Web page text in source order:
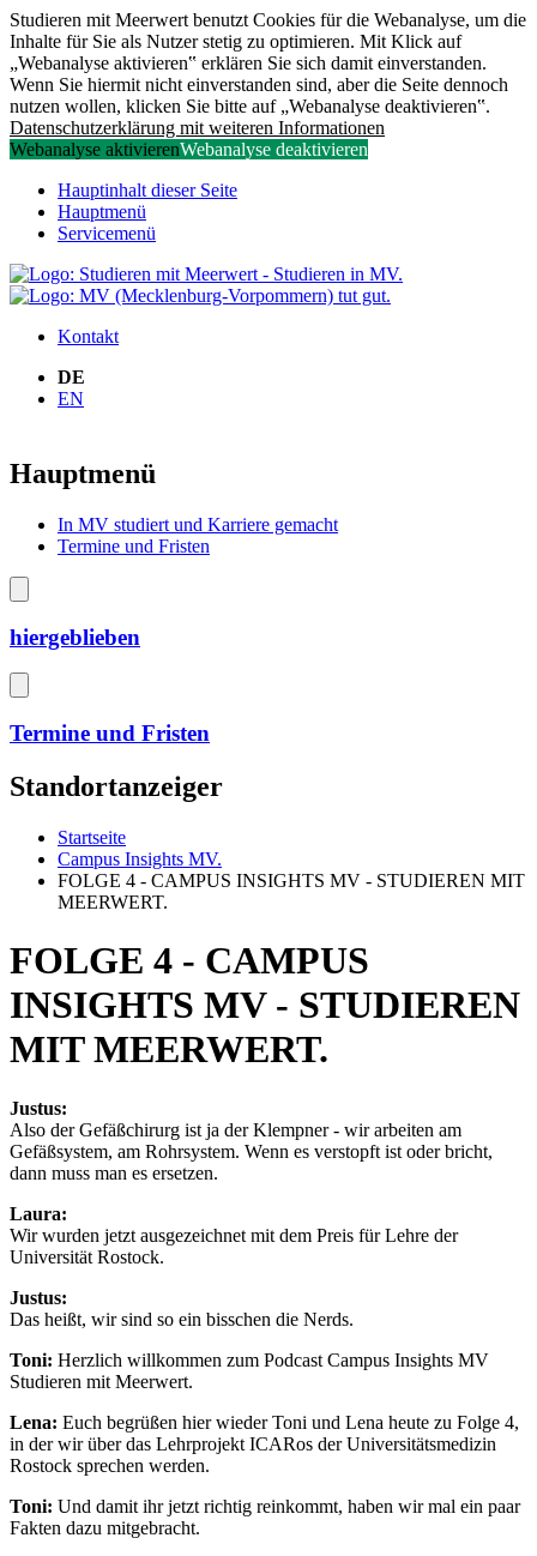
Studieren mit Meerwert benutzt Cookies für die Webanalyse, um die
Inhalte für Sie als Nutzer stetig zu optimieren. Mit Klick auf
„Webanalyse aktivieren‟ erklären Sie sich damit einverstanden.
Wenn Sie hiermit nicht einverstanden sind, aber die Seite dennoch
nutzen wollen, klicken Sie bitte auf „Webanalyse deaktivieren‟.
Datenschutzerklärung mit weiteren Informationen
Webanalyse aktivierenWebanalyse deaktivieren
Hauptinhalt dieser Seite
Hauptmenü
Servicemenü
Kontakt
DE
EN
Hauptmenü
In MV studiert und Karriere gemacht
Termine und Fristen
hiergeblieben
Termine und Fristen
Standortanzeiger
Startseite
Campus Insights MV.
FOLGE 4 - CAMPUS INSIGHTS MV - STUDIEREN MIT
MEERWERT.
FOLGE 4 - CAMPUS
INSIGHTS MV - STUDIEREN
MIT MEERWERT.
Justus:
Also der Gefäßchirurg ist ja der Klempner - wir arbeiten am
Gefäßsystem, am Rohrsystem. Wenn es verstopft ist oder bricht,
dann muss man es ersetzen.
Laura:
Wir wurden jetzt ausgezeichnet mit dem Preis für Lehre der
Universität Rostock.
Justus:
Das heißt, wir sind so ein bisschen die Nerds.
Toni: Herzlich willkommen zum Podcast Campus Insights MV
Studieren mit Meerwert.
Lena: Euch begrüßen hier wieder Toni und Lena heute zu Folge 4,
in der wir über das Lehrprojekt ICARos der Universitätsmedizin
Rostock sprechen werden.
Toni: Und damit ihr jetzt richtig reinkommt, haben wir mal ein paar
Fakten dazu mitgebracht.